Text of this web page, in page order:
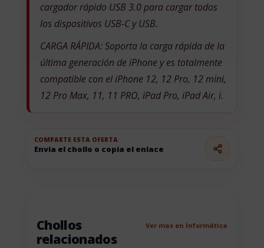
cargador rápido USB 3.0 para cargar todos
los dispositivos USB-C y USB.
CARGA RÁPIDA: Soporta la carga rápida de la
última generación de iPhone y es totalmente
compatible con el iPhone 12, 12 Pro, 12 mini,
12 Pro Max, 11, 11 PRO, iPad Pro, iPad Air, i.
COMPARTE ESTA OFERTA
Envia el chollo o copia el enlace
Chollos
relacionados
Ver mas en Informática